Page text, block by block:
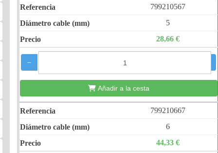
799210567
5
28,66 €
−
Añadir a la cesta
799210667
6
44,33 €